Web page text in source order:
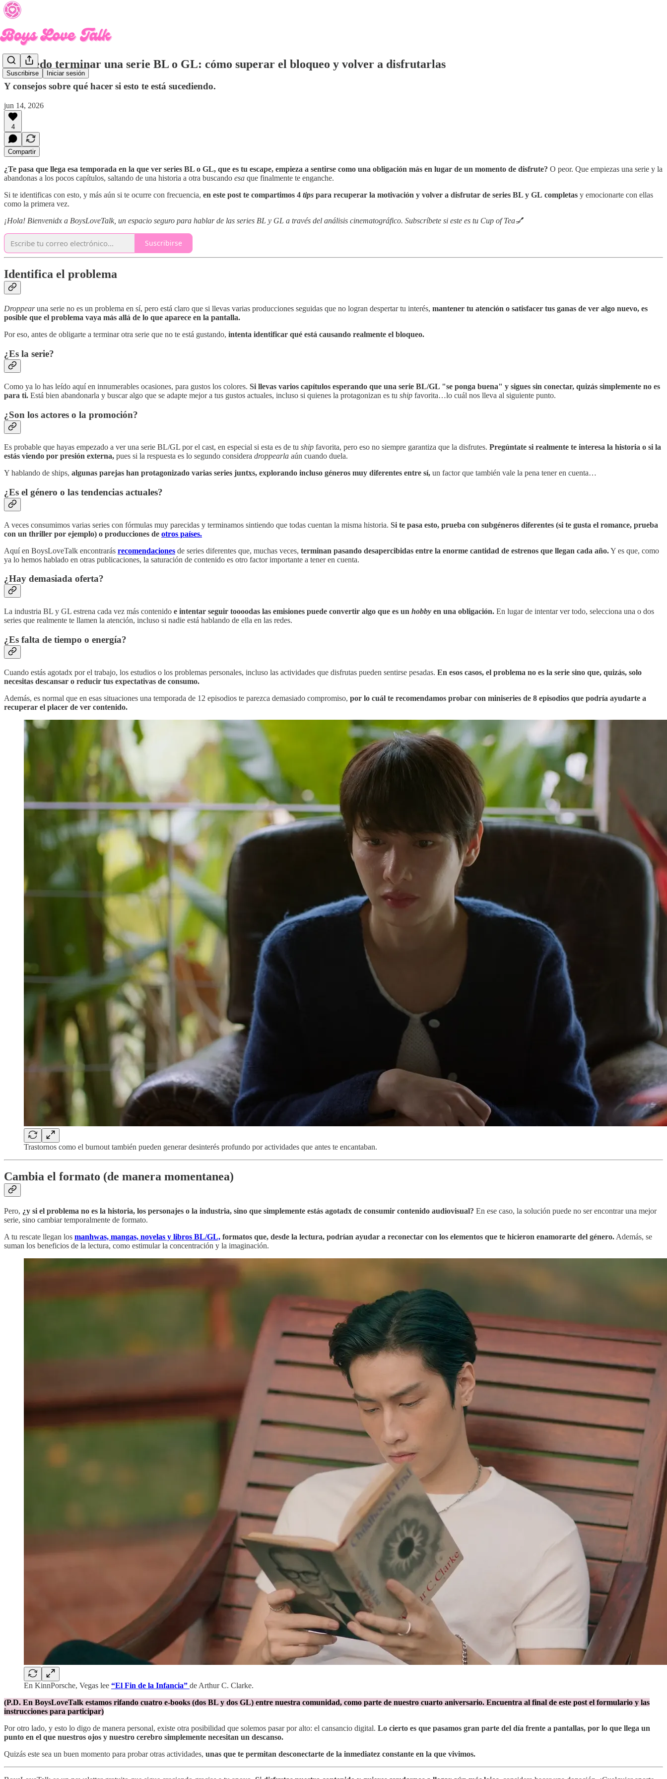
Suscribirse Iniciar sesión
No puedo terminar una serie BL o GL: cómo superar el bloqueo y volver a disfrutarlas
Y consejos sobre qué hacer si esto te está sucediendo.
jun 14, 2026
4
Compartir
¿Te pasa que llega esa temporada en la que ver series BL o GL, que es tu escape, empieza a sentirse como una obligación más en lugar de un momento de disfrute? O peor. Que empiezas una serie y la
abandonas a los pocos capítulos, saltando de una historia a otra buscando esa que finalmente te enganche.
Si te identificas con esto, y más aún si te ocurre con frecuencia, en este post te compartimos 4 tips para recuperar la motivación y volver a disfrutar de series BL y GL completas y emocionarte con ellas
como la primera vez.
¡Hola! Bienvenidx a BoysLoveTalk, un espacio seguro para hablar de las series BL y GL a través del análisis cinematográfico. Subscríbete si este es tu Cup of Tea💅
Suscribirse
Identifica el problema
Droppearuna serie no es un problema en sí, pero está claro que si llevas varias producciones seguidas que no logran despertar tu interés, mantener tu atención o satisfacer tus ganas de ver algo nuevo, es
posible que el problema vaya más allá de lo que aparece en la pantalla.
Por eso, antes de obligarte a terminar otra serie que no te está gustando, intenta identificar qué está causando realmente el bloqueo.
¿Es la serie?
Como ya lo has leído aquí en innumerables ocasiones, para gustos los colores. Si llevas varios capítulos esperando que una serie BL/GL "se ponga buena" y sigues sin conectar, quizás simplemente no es
para ti. Está bien abandonarla y buscar algo que se adapte mejor a tus gustos actuales, incluso si quienes la protagonizan es tu ship favorita…lo cuál nos lleva al siguiente punto.
¿Son los actores o la promoción?
Es probable que hayas empezado a ver una serie BL/GL por el cast, en especial si esta es de tu ship favorita, pero eso no siempre garantiza que la disfrutes. Pregúntate si realmente te interesa la historia o si la
estás viendo por presión externa, pues si la respuesta es lo segundo considera droppearla aún cuando duela.
Y hablando de ships, algunas parejas han protagonizado varias series juntxs, explorando incluso géneros muy diferentes entre sí, un factor que también vale la pena tener en cuenta…
¿Es el género o las tendencias actuales?
A veces consumimos varias series con fórmulas muy parecidas y terminamos sintiendo que todas cuentan la misma historia. Si te pasa esto, prueba con subgéneros diferentes (si te gusta el romance, prueba
con un thriller por ejemplo) o producciones de otros países.
Aquí en BoysLoveTalk encontrarás recomendaciones de series diferentes que, muchas veces, terminan pasando desapercibidas entre la enorme cantidad de estrenos que llegan cada año.Y es que, como
ya lo hemos hablado en otras publicaciones, la saturación de contenido es otro factor importante a tener en cuenta.
¿Hay demasiada oferta?
La industria BL y GL estrena cada vez más contenido e intentar seguir toooodas las emisiones puede convertir algo que es un hobby en una obligación. En lugar de intentar ver todo, selecciona una o dos
series que realmente te llamen la atención, incluso si nadie está hablando de ella en las redes.
¿Es falta de tiempo o energía?
Cuando estás agotadx por el trabajo, los estudios o los problemas personales, incluso las actividades que disfrutas pueden sentirse pesadas. En esos casos, el problema no es la serie sino que, quizás, solo
necesitas descansar o reducir tus expectativas de consumo.
Además, es normal que en esas situaciones una temporada de 12 episodios te parezca demasiado compromiso, por lo cuál te recomendamos probar con miniseries de 8 episodios que podría ayudarte a
recuperar el placer de ver contenido.
Trastornos como el burnout también pueden generar desinterés profundo por actividades que antes te encantaban.
Cambia el formato (de manera momentanea)
Pero, ¿y si el problema no es la historia, los personajes o la industria, sino que simplemente estás agotadx de consumir contenido audiovisual? En ese caso, la solución puede no ser encontrar una mejor
serie, sino cambiar temporalmente de formato.
A tu rescate llegan los manhwas, mangas, novelas y libros BL/GL, formatos que, desde la lectura, podrían ayudar a reconectar con los elementos que te hicieron enamorarte del género. Además, se
suman los beneficios de la lectura, como estimular la concentración y la imaginación.
En KinnPorsche, Vegas lee “El Fin de la Infancia” de Arthur C. Clarke.
(P.D. En BoysLoveTalk estamos rifando cuatro e-books (dos BL y dos GL) entre nuestra comunidad, como parte de nuestro cuarto aniversario. Encuentra al final de este post el formulario y las
instrucciones para participar)
Por otro lado, y esto lo digo de manera personal, existe otra posibilidad que solemos pasar por alto: el cansancio digital. Lo cierto es que pasamos gran parte del día frente a pantallas, por lo que llega un
punto en el que nuestros ojos y nuestro cerebro simplemente necesitan un descanso.
Quizás este sea un buen momento para probar otras actividades, unas que te permitan desconectarte de la inmediatez constante en la que vivimos.